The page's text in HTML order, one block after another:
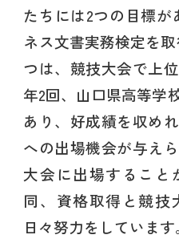
たちには2つの目標が
ネス文書実務検定を
つは、競技大会で上
年2回、山口県高等学
あり、好成績を収め
への出場機会が与え
大会に出場すること
同、資格取得と競技
日々努力をしています